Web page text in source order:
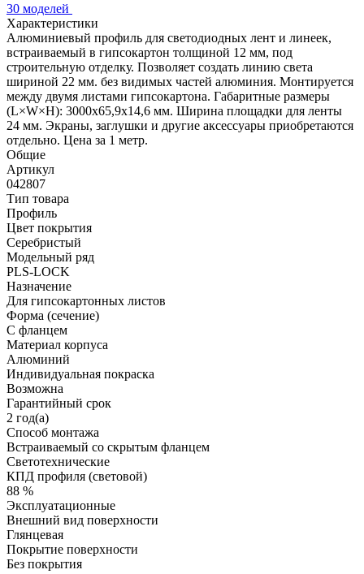
30 моделей
Характеристики
Алюминиевый профиль для светодиодных лент и линеек,
встраиваемый в гипсокартон толщиной 12 мм, под
строительную отделку. Позволяет создать линию света
шириной 22 мм. без видимых частей алюминия. Монтируется
между двумя листами гипсокартона. Габаритные размеры
(L×W×H): 3000x65,9x14,6 мм. Ширина площадки для ленты
24 мм. Экраны, заглушки и другие аксессуары приобретаются
отдельно. Цена за 1 метр.
Общие
Артикул
042807
Тип товара
Профиль
Цвет покрытия
Серебристый
Модельный ряд
PLS-LOCK
Назначение
Для гипсокартонных листов
Форма (сечение)
С фланцем
Материал корпуса
Алюминий
Индивидуальная покраска
Возможна
Гарантийный срок
2 год(а)
Способ монтажа
Встраиваемый со скрытым фланцем
Светотехнические
КПД профиля (cветовой)
88 %
Эксплуатационные
Внешний вид поверхности
Глянцевая
Покрытие поверхности
Без покрытия